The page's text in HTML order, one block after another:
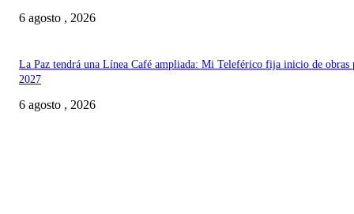
6 agosto , 2026
La Paz tendrá una Línea Café ampliada: Mi Teleférico fija inicio de obras
2027
6 agosto , 2026